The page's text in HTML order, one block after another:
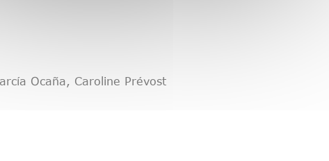
Ocaña, Caroline Prévost